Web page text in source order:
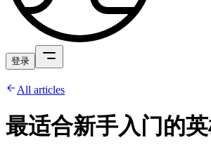
登录
All articles
最适合新手入门的